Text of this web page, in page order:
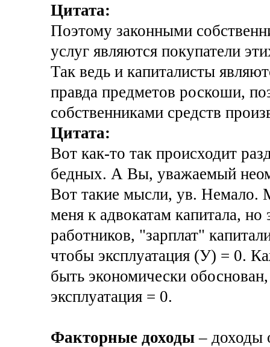
Цитата:
Поэтому законными
услуг являются покупатели
Так ведь и капиталисты
правда предметов роскоши,
собственниками средств
Цитата:
Вот как-то так происходит
бедных. А Вы, уважаемый
Вот такие мысли, ув. Немало.
меня к адвокатам капитала, но
работников, "зарплат"
чтобы эксплуатация (У) = 0.
быть экономически
эксплуатация = 0.
Факторные доходы– доходы